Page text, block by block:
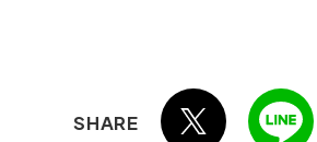
SHARE